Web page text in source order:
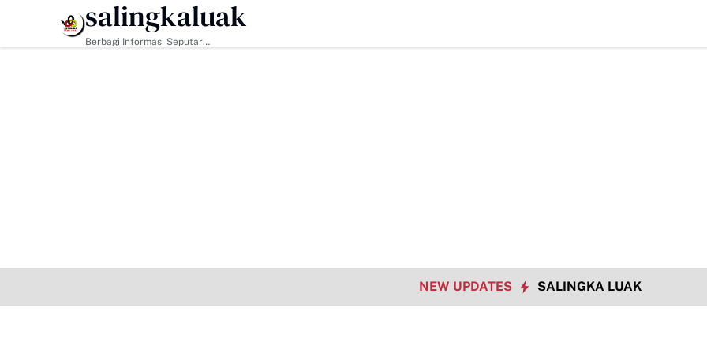
HEADLINE
salingkaluak
Berbagi Informasi Seputar
NEW UPDATES SALINGKA LUAK